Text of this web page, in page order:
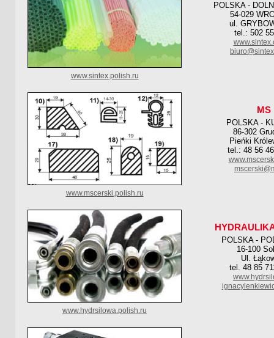
POLSKA -
54-029
ul.
tel.: 502
www.sintex.polish.ru
MS
POLSKA -
86-302
Pieńki
tel.: 48 56
www.mscerski.polish.ru
POLSKA -
16-100
Ul.
tel. 48 85
www.hydrsilowa.polish.ru